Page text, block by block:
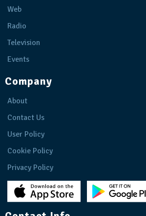
Web
Radio
Television
Events
Company
About
Contact Us
User Policy
Cookie Policy
Privacy Policy